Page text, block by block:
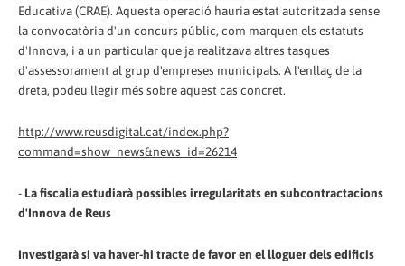
Educativa (CRAE). Aquesta operació hauria estat autoritzada sense
la convocatòria d'un concurs públic, com marquen els estatuts
d'Innova, i a un particular que ja realitzava altres tasques
d'assessorament al grup d'empreses municipals. A l'enllaç de la
dreta, podeu llegir més sobre aquest cas concret.
http://www.reusdigital.cat/index.php?
command=show_news&news_id=26214
- La fiscalia estudiarà possibles irregularitats en subcontractacions
d'Innova de Reus
Investigarà si va haver-hi tracte de favor en el lloguer dels edificis